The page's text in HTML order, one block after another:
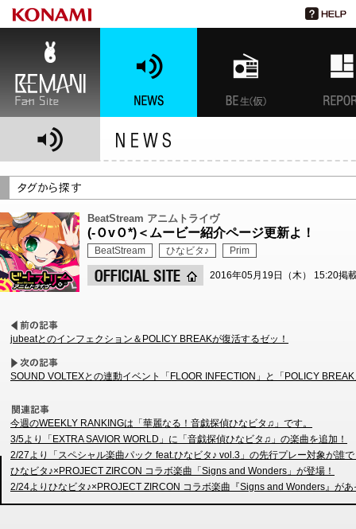
BeatStream アニムトライヴ
(-ＯvＯ*)＜ムービー紹介ページ更新よ！
BeatStream ひなビタ♪ Prim
2016年05月19日（木） 15:20掲
jubeatとのインフェクション＆POLICY BREAKが復活するゼッ！
SOUND VOLTEXとの連動イベント「FLOOR INFECTION」と「POLICY
今週のWEEKLY RANKINGは「華麗なる！音戯探偵ひなビタ♫」です。
3/5より「EXTRA SAVIOR WORLD」に「音戯探偵ひなビタ♫」の楽曲を追加！
2/27より「スペシャル楽曲パック feat.ひなビタ♪ vol.3」の先行プレー対象が誰
ひなビタ♪×PROJECT ZIRCON コラボ楽曲「Signs and Wonders」が登場！
2/24よりひなビタ♪×PROJECT ZIRCON コラボ楽曲『Signs and Wonders』が